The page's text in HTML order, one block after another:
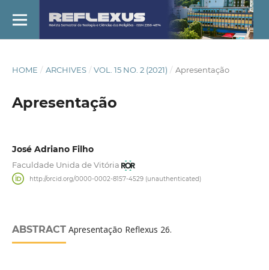
HOME / ARCHIVES / VOL. 15 NO. 2 (2021) / Apresentação
Apresentação
José Adriano Filho
Faculdade Unida de Vitória
http://orcid.org/0000-0002-8157-4529 (unauthenticated)
ABSTRACTApresentação Reflexus 26.